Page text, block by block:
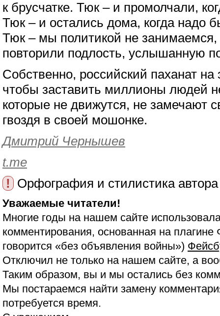
к брусчатке. Тюк – и промолчали,
Тюк – и остались дома, когда надо
Тюк – мы политикой не
повторили подлость, услышанную
Собственно, российский паханат
чтобы заставить миллионы людей
которые не движутся, не замечают
гвоздя в своей мошонке.
Дмитрий Чернышев
t.me
!
Орфография и стилистика
Уважаемые читатели!
Многие годы на нашем сайте
комментирования, основанная на
говорится «без объявления войны»)
Отключил не только на нашем сайте, а
Таким образом, вы и мы остались без
Мы постараемся найти замену
потребуется время.